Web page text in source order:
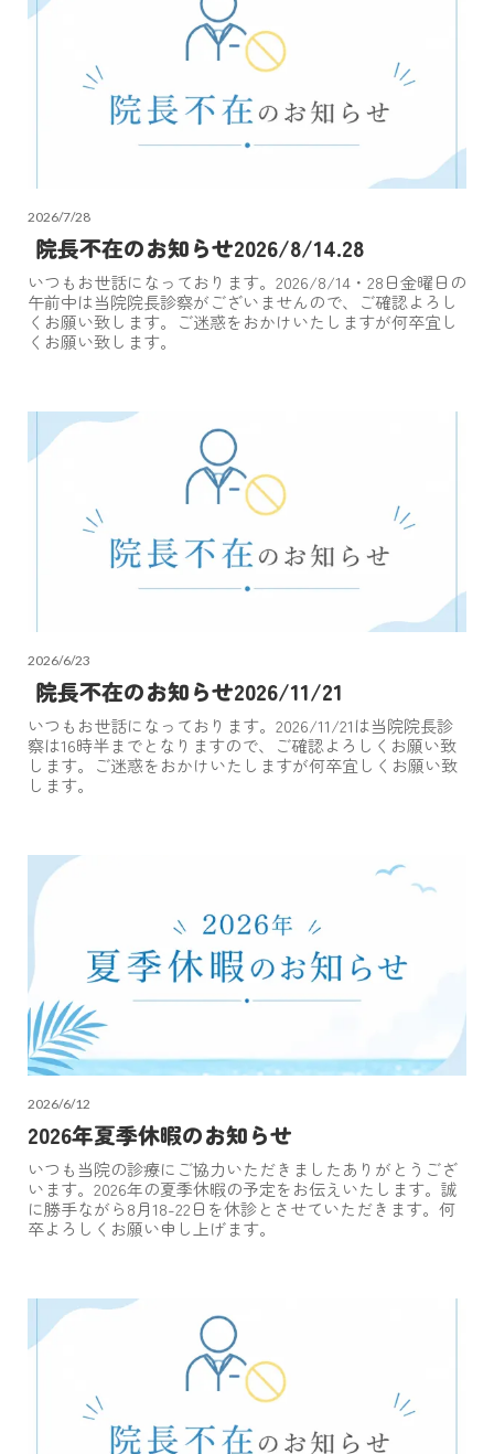
2026/7/28
院長不在のお知らせ2026/8/14.28
いつもお世話になっております。2026/8/14・28日金曜日の
午前中は当院院長診察がございませんので、ご確認よろし
くお願い致します。ご迷惑をおかけいたしますが何卒宜し
くお願い致します。
2026/6/23
院長不在のお知らせ2026/11/21
いつもお世話になっております。2026/11/21は当院院長診
察は16時半までとなりますので、ご確認よろしくお願い致
します。ご迷惑をおかけいたしますが何卒宜しくお願い致
します。
2026/6/12
2026年夏季休暇のお知らせ
いつも当院の診療にご協力いただきましたありがとうござ
います。2026年の夏季休暇の予定をお伝えいたします。誠
に勝手ながら8月18-22日を休診とさせていただきます。何
卒よろしくお願い申し上げます。